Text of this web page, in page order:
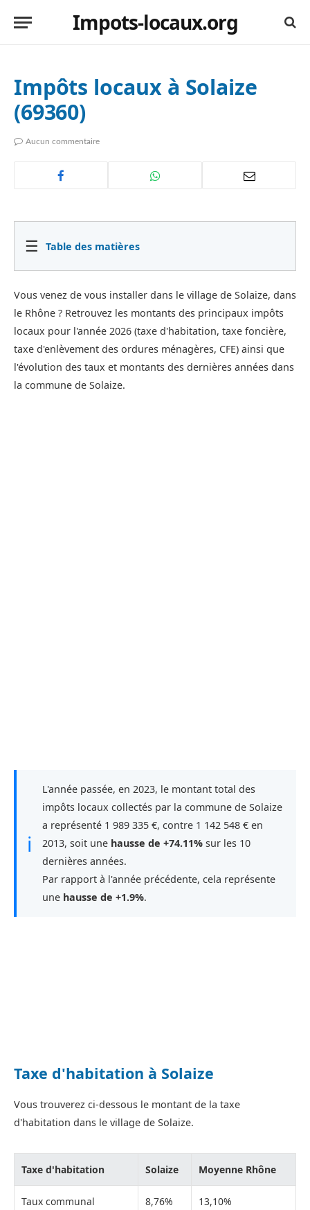
Impots-locaux.org
Impôts locaux à Solaize
(69360)
Aucun commentaire
☰ Table des matières
Vous venez de vous installer dans le village de Solaize, dans
le Rhône ? Retrouvez les montants des principaux impôts
locaux pour l'année 2026 (taxe d'habitation, taxe foncière,
taxe d'enlèvement des ordures ménagères, CFE) ainsi que
l'évolution des taux et montants des dernières années dans
la commune de Solaize.
ℹ
L'année passée, en 2023, le montant total des
impôts locaux collectés par la commune de Solaize
a représenté 1 989 335 €, contre 1 142 548 € en
2013, soit une hausse de +74.11% sur les 10
dernières années.
Par rapport à l'année précédente, cela représente
une hausse de +1.9%.
Taxe d'habitation à Solaize
Vous trouverez ci-dessous le montant de la taxe
d'habitation dans le village de Solaize.
Taxe d'habitation Solaize Moyenne Rhône
Taux communal 8,76% 13,10%